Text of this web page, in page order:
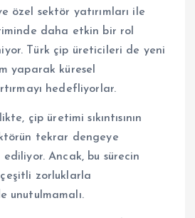
özel sektör yatırımları ile
daha etkin bir rol
Türk çip üreticileri de yeni
yaparak küresel
hedefliyorlar.
çip üretimi sıkıntısının
tekrar dengeye
Ancak, bu sürecin
zorluklarla
unutulmamalı.